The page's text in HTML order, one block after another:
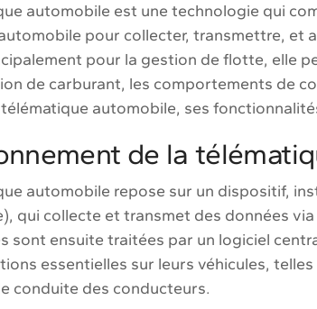
automobile est une technologie qui
pour collecter, transmettre, et
pour la gestion de flotte, elle
de carburant, les comportements de
automobile, ses
de la
automobile repose sur un dispositif,
qui collecte et transmet des données
sont ensuite traitées par un logiciel
essentielles sur leurs véhicules,
conduite des conducteurs.